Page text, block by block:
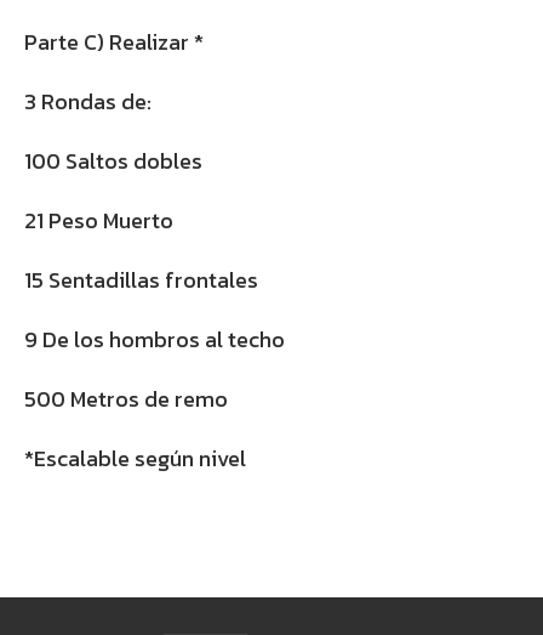
Parte C) Realizar *
3 Rondas de:
100 Saltos dobles
21 Peso Muerto
15 Sentadillas frontales
9 De los hombros al techo
500 Metros de remo
*Escalable según nivel